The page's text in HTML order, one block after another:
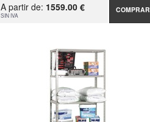
A partir de: 1559.00 €
SIN IVA
COMPRAR